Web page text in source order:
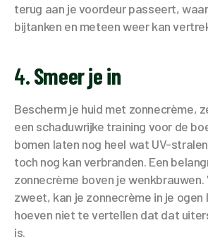
terug aan je voordeur passeert,
bijtanken en meteen weer kan
4.Smeer je in
Bescherm je huid met zonnecrème,
een schaduwrijke training voor de
bomen laten nog heel wat UV-
toch nog kan verbranden. Een
zonnecrème boven je wenkbrauwen.
zweet, kan je zonnecrème in je ogen
hoeven niet te vertellen dat dat
is.